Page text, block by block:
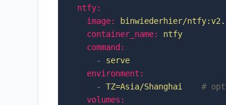
ntfy:
image:
binwiederhier/
container_name:
ntfy
command:
-
serve
environment:
-
TZ=Asia/Shanghai
#
volumes: